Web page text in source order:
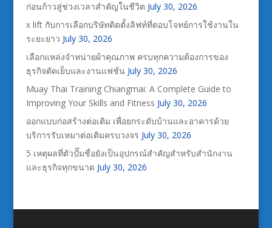
ก่อนก้าวสู่ช่วงเวลาสำคัญในชีวิต July 30, 2026
x lift กับการเลือกบริษัทติดตั้งลิฟท์ที่ตอบโจทย์การใช้งานใน
ระยะยาว July 30, 2026
เลือกแหล่งจำหน่ายผ้าคุณภาพ ครบทุกความต้องการของ
ธุรกิจตัดเย็บและงานแฟชั่น July 30, 2026
Muay Thai Training Chiangmai: A Complete Guide to
Improving Your Skills and Fitness July 30, 2026
ออกแบบก่อสร้างต่อเติม เพื่อยกระดับบ้านและอาคารด้วย
บริการรับเหมาต่อเติมครบวงจร July 30, 2026
5 เหตุผลที่ตัวปั๊มชื่อยังเป็นอุปกรณ์สำคัญสำหรับสำนักงาน
และธุรกิจทุกขนาด July 30, 2026